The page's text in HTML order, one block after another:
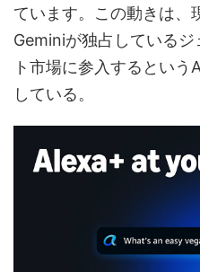
ています。この動きは
Geminiが独占している
ト市場に参入するとい
している。